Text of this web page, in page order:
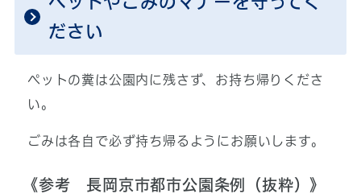
ださい
ペットの糞は公園内に残さず、お持ち帰りくださ
い。
ごみは各自で必ず持ち帰るようにお願いします。
《参考 長岡京市都市公園条例（抜粋）》